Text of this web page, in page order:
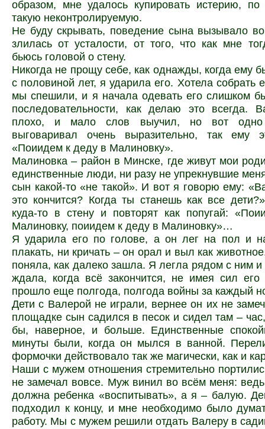
образом, мне удалось купировать истерию,
такую неконтролируемую.
Не буду скрывать, поведение сына вызывало
злилась от усталости, от того, что как мне
бьюсь головой о стену.
Никогда не прощу себе, как однажды, когда ему
с половиной лет, я ударила его. Хотела собрать
мы спешили, и я начала одевать его слишком
последовательности, как делаю это всегда.
плохо, и мало слов выучил, но вот одно
выговаривал очень выразительно, так ему
«Поиидем к деду в Малиновку».
Малиновка – район в Минске, где живут мои
единственные люди, ни разу не упрекнувшие
сын какой-то «не такой». И вот я говорю ему:
это кончится? Когда ты станешь как все
куда-то в стену и повторят как попугай:
Малиновку, поиидем к деду в Малиновку»…
Я ударила его по голове, а он лег на пол и
плакать, ни кричать – он орал и выл как
поняла, как далеко зашла. Я легла рядом с ним
ждала, когда всё закончится, не имея сил его
прошло еще полгода, полгода войны за каждый
Дети с Валерой не играли, вернее он их не
площадке сын садился в песок и сидел там –
бы, наверное, и больше. Единственные
минуты были, когда он мылся в ванной.
формочки действовало так же магически, как и
Наши с мужем отношения стремительно
не замечал вовсе. Муж винил во всём меня:
должна ребенка «воспитывать», а я – балую.
подходил к концу, и мне необходимо было
работу. Мы с мужем решили отдать Валеру в